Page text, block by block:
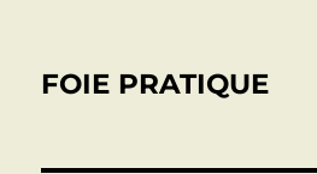
FOIE PRATIQUE